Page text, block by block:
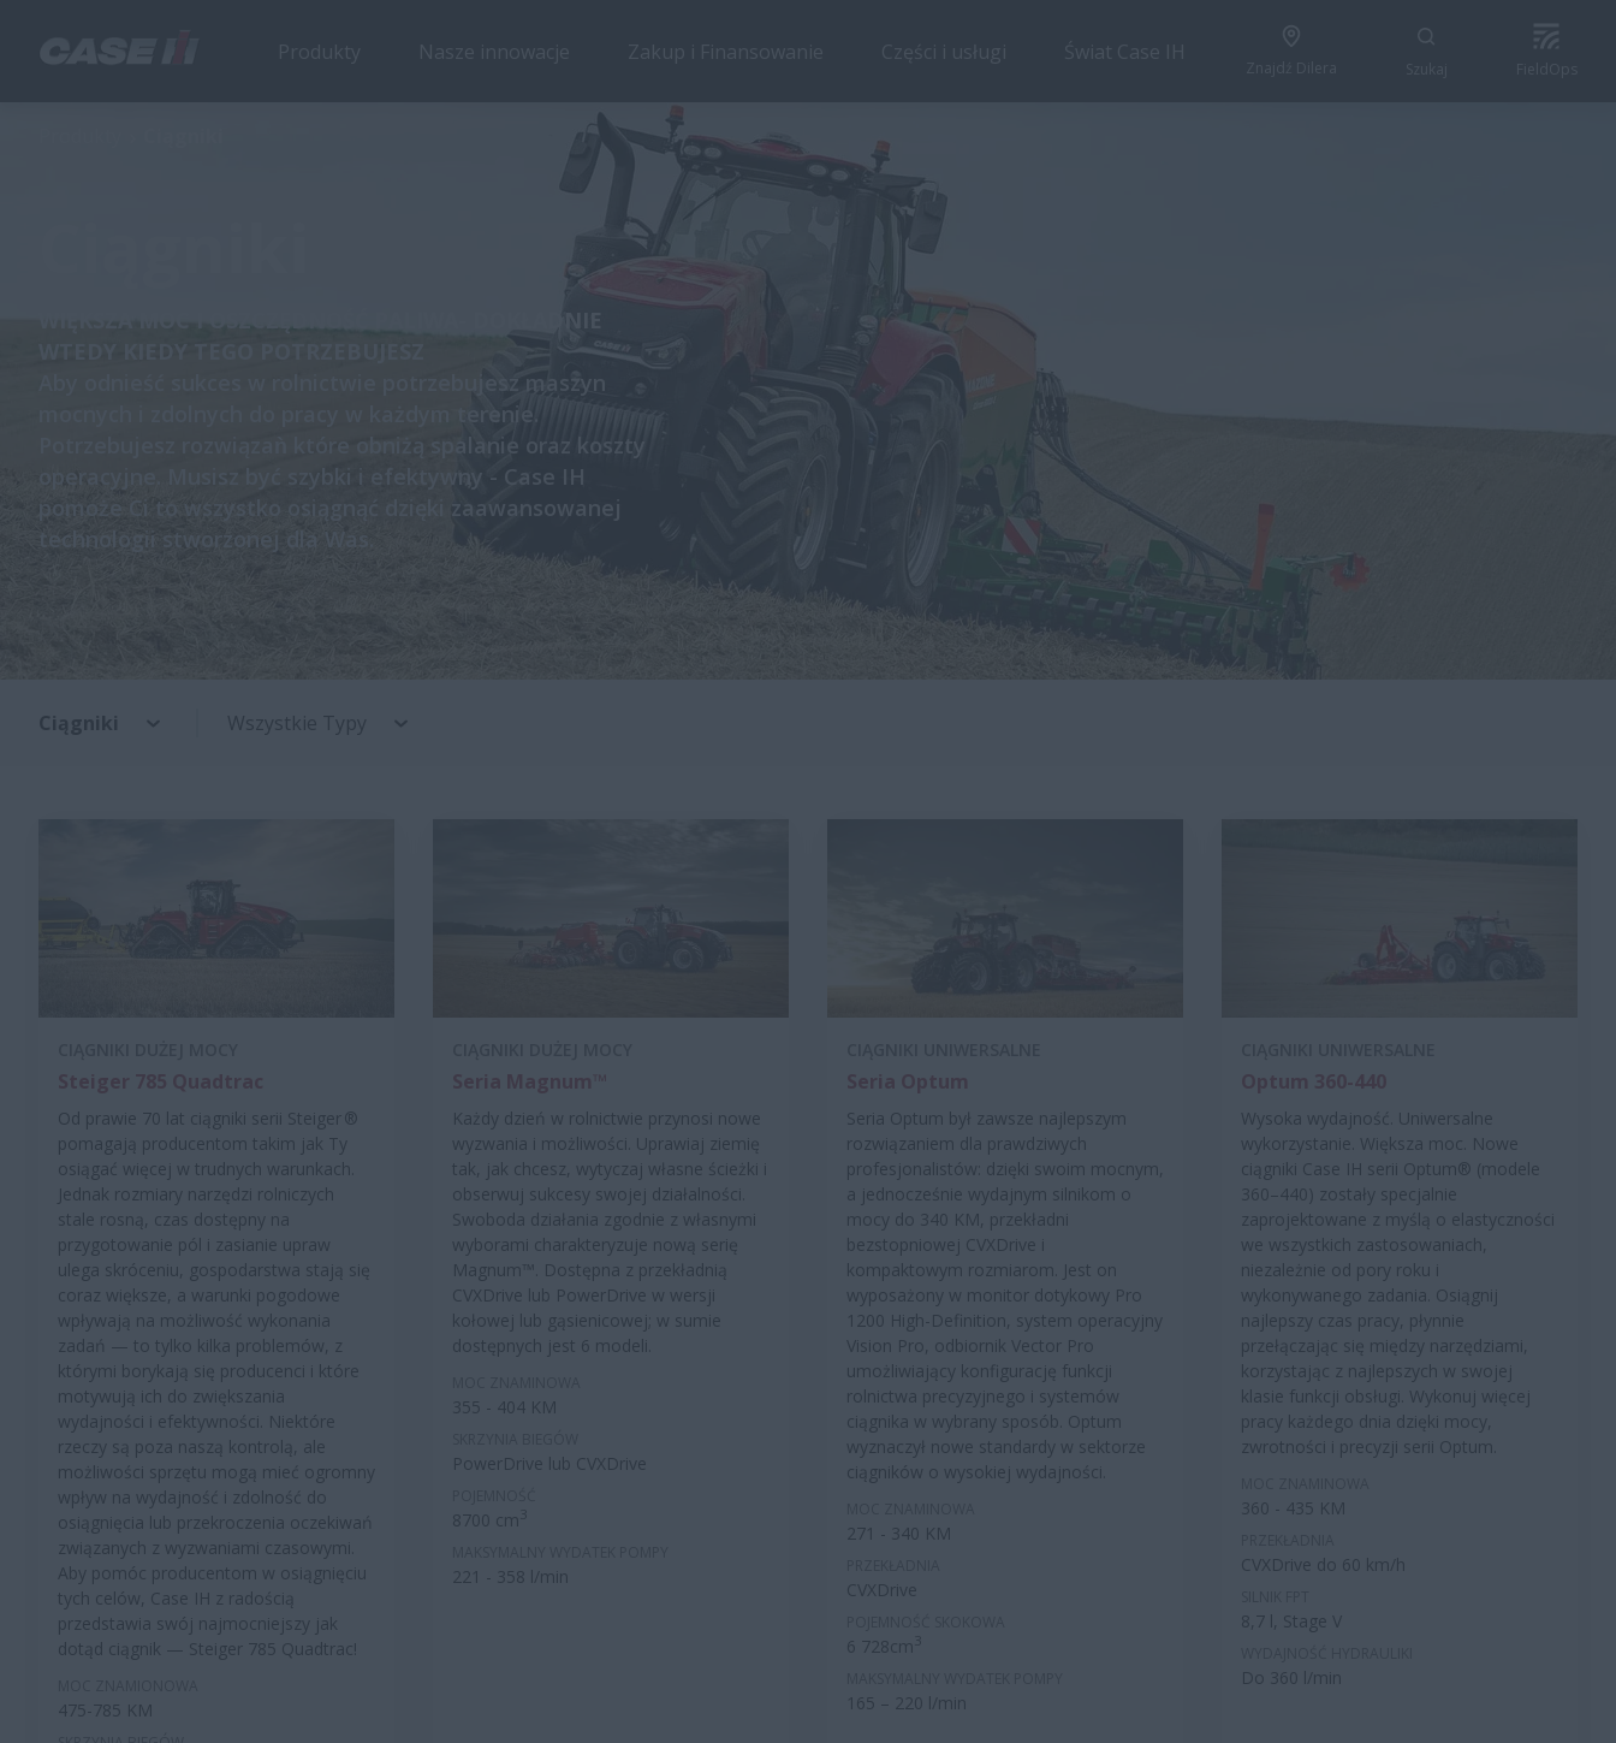
Aby odnieść sukces w rolnictwie potrzebujesz maszyn
mocnych i zdolnych do pracy w każdym terenie.
Potrzebujesz rozwiązaǹ które obniżą spalanie oraz koszty
operacyjne. Musisz być szybki i efektywny - Case IH
pomoże Ci to wszystko osiągnąć dzięki zaawansowanej
technologii stworzonej dla Was.
Ciągniki Wszystkie Typy
Od prawie 70 lat ciągniki serii Steiger®
pomagają producentom takim jak Ty
osiągać więcej w trudnych warunkach.
Jednak rozmiary narzędzi rolniczych
stale rosną, czas dostępny na
przygotowanie pól i zasianie upraw
ulega skróceniu, gospodarstwa stają się
coraz większe, a warunki pogodowe
wpływają na możliwość wykonania
zadań — to tylko kilka problemów, z
którymi borykają się producenci i które
motywują ich do zwiększania
wydajności i efektywności. Niektóre
rzeczy są poza naszą kontrolą, ale
możliwości sprzętu mogą mieć ogromny
wpływ na wydajność i zdolność do
osiągnięcia lub przekroczenia oczekiwań
związanych z wyzwaniami czasowymi.
Aby pomóc producentom w osiągnięciu
tych celów, Case IH z radością
przedstawia swój najmocniejszy jak
dotąd ciągnik — Steiger 785 Quadtrac!
475-785 KM
Każdy dzień w rolnictwie przynosi nowe
wyzwania i możliwości. Uprawiaj ziemię
tak, jak chcesz, wytyczaj własne ścieżki i
obserwuj sukcesy swojej działalności.
Swoboda działania zgodnie z własnymi
wyborami charakteryzuje nową serię
Magnum™. Dostępna z przekładnią
CVXDrive lub PowerDrive w wersji
kołowej lub gąsienicowej; w sumie
dostępnych jest 6 modeli.
355 - 404 KM
PowerDrive lub CVXDrive
8700 cm 3
221 - 358 l/min
Seria Optum był zawsze najlepszym
rozwiązaniem dla prawdziwych
profesjonalistów: dzięki swoim mocnym,
a jednocześnie wydajnym silnikom o
mocy do 340 KM, przekładni
bezstopniowej CVXDrive i
kompaktowym rozmiarom. Jest on
wyposażony w monitor dotykowy Pro
1200 High-Definition, system operacyjny
Vision Pro, odbiornik Vector Pro
umożliwiający konfigurację funkcji
rolnictwa precyzyjnego i systemów
ciągnika w wybrany sposób. Optum
wyznaczył nowe standardy w sektorze
ciągników o wysokiej wydajności.
271 - 340 KM
CVXDrive
6 728cm 3
165 – 220 l/min
Wysoka wydajność. Uniwersalne
wykorzystanie. Większa moc. Nowe
ciągniki Case IH serii Optum® (modele
360–440) zostały specjalnie
zaprojektowane z myślą o elastyczności
we wszystkich zastosowaniach,
niezależnie od pory roku i
wykonywanego zadania. Osiągnij
najlepszy czas pracy, płynnie
przełączając się między narzędziami,
korzystając z najlepszych w swojej
klasie funkcji obsługi. Wykonuj więcej
pracy każdego dnia dzięki mocy,
zwrotności i precyzji serii Optum.
360 - 435 KM
CVXDrive do 60 km/h
8,7 l, Stage V
Do 360 l/min